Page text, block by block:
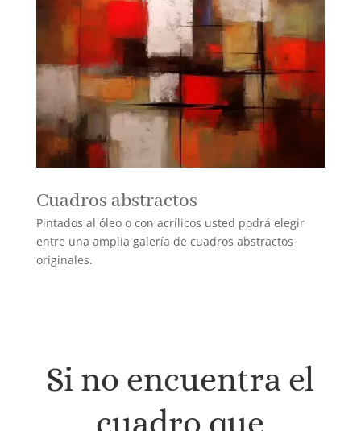
Cuadros abstractos
Pintados al óleo o con acrílicos usted podrá elegir
entre una amplia galería de cuadros abstractos
originales.
Si no encuentra el
cuadro que